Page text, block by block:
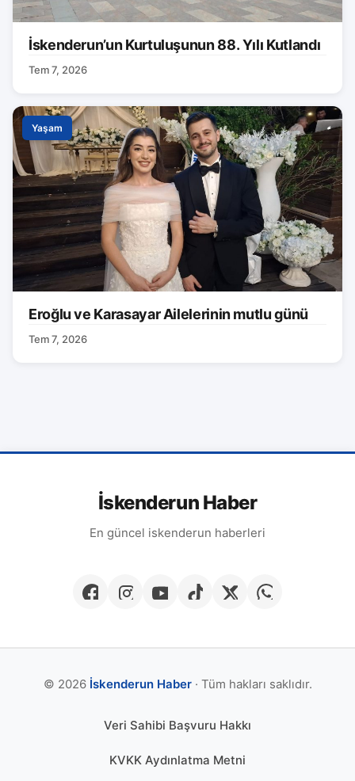
İskenderun’un Kurtuluşunun 88. Yılı Kutlandı
Tem 7, 2026
Yaşam
Eroğlu ve Karasayar Ailelerinin mutlu günü
Tem 7, 2026
İskenderun Haber
En güncel iskenderun haberleri
© 2026 İskenderun Haber· Tüm hakları saklıdır.
Veri Sahibi Başvuru Hakkı
KVKK Aydınlatma Metni